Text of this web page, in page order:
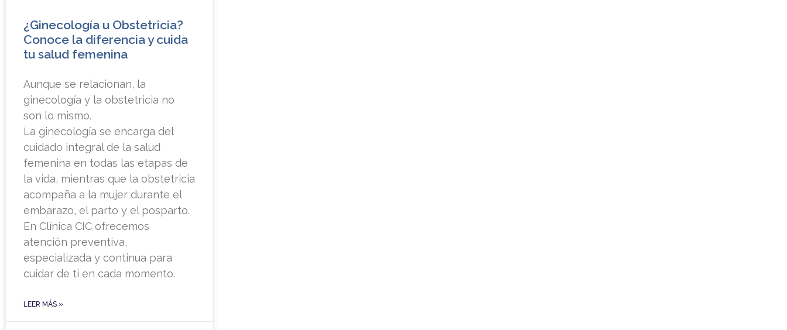
¿Ginecología u Obstetricia?
Conoce la diferencia y cuida
tu salud femenina
Aunque se relacionan, la
ginecología y la obstetricia no
son lo mismo.
La ginecología se encarga del
cuidado integral de la salud
femenina en todas las etapas de
la vida, mientras que la obstetricia
acompaña a la mujer durante el
embarazo, el parto y el posparto.
En Clínica CIC ofrecemos
atención preventiva,
especializada y continua para
cuidar de ti en cada momento.
LEER MÁS »